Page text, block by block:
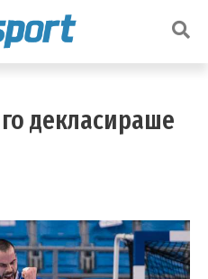
декласираше